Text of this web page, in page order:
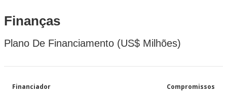
Finanças
Plano De Financiamento (US$ Milhões)
Financiador Compromissos